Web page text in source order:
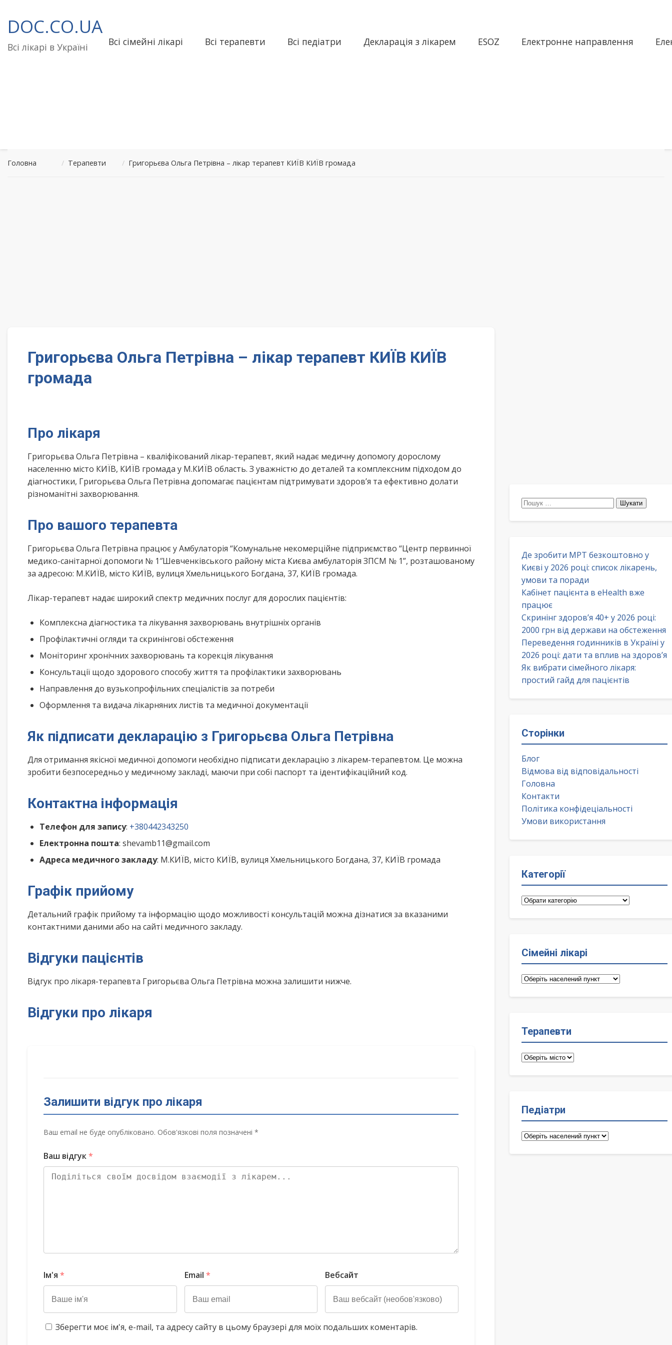
до
вмісту
DOC.CO.UA
Всі лікарі в Україні Всі сімейні лікарі Всі терапевти Всі педіатри Декларація з лікарем ESOZ Електронне направлення
Головна / Терапевти / Григорьєва Ольга Петрівна – лікар терапевт КИЇВ КИЇВ громада
Григорьєва Ольга Петрівна – лікар терапевт КИЇВ КИЇВ
громада
Про лікаря
Григорьєва Ольга Петрівна – кваліфікований лікар-терапевт, який надає медичну допомогу дорослому
населенню місто КИЇВ, КИЇВ громада у М.КИЇВ область. З уважністю до деталей та комплексним підходом до
діагностики, Григорьєва Ольга Петрівна допомагає пацієнтам підтримувати здоров’я та ефективно долати
різноманітні захворювання.
Про вашого терапевта
Григорьєва Ольга Петрівна працює у Амбулаторія “Комунальне некомерційне підприємство “Центр первинної
медико-санітарної допомоги № 1″Шевченківського району міста Києва амбулаторія ЗПСМ № 1”, розташованому
за адресою: М.КИЇВ, місто КИЇВ, вулиця Хмельницького Богдана, 37, КИЇВ громада.
Лікар-терапевт надає широкий спектр медичних послуг для дорослих пацієнтів:
Комплексна діагностика та лікування захворювань внутрішніх органів
Профілактичні огляди та скринінгові обстеження
Моніторинг хронічних захворювань та корекція лікування
Консультації щодо здорового способу життя та профілактики захворювань
Направлення до вузькопрофільних спеціалістів за потреби
Оформлення та видача лікарняних листів та медичної документації
Як підписати декларацію з Григорьєва Ольга Петрівна
Для отримання якісної медичної допомоги необхідно підписати декларацію з лікарем-терапевтом. Це можна
зробити безпосередньо у медичному закладі, маючи при собі паспорт та ідентифікаційний код.
Контактна інформація
Телефон для запису: +380442343250
Електронна пошта: shevamb11@gmail.com
Адреса медичного закладу: М.КИЇВ, місто КИЇВ, вулиця Хмельницького Богдана, 37, КИЇВ громада
Графік прийому
Детальний графік прийому та інформацію щодо можливості консультацій можна дізнатися за вказаними
контактними даними або на сайті медичного закладу.
Відгуки пацієнтів
Відгук про лікаря-терапевта Григорьєва Ольга Петрівна можна залишити нижче.
Відгуки про лікаря
Залишити відгук про лікаря
Ваш email не буде опубліковано. Обов'язкові поля позначені *
Ваш відгук*
Ім'я * Email * Вебсайт
Зберегти моє ім'я, e-mail, та адресу сайту в цьому браузері для моїх подальших коментарів.
Пошук:
Де зробити МРТ безкоштовно у
Києві у 2026 році: список лікарень,
умови та поради
Кабінет пацієнта в eHealth вже
працює
Скринінг здоров’я 40+ у 2026 році:
2000 грн від держави на обстеження
Переведення годинників в Україні у
2026 році: дати та вплив на здоров’я
Як вибрати сімейного лікаря:
простий гайд для пацієнтів
Сторінки
Блог
Відмова від відповідальності
Головна
Контакти
Політика конфідеціальності
Умови використання
Категорії
Категорії
Сімейні лікарі
Сімейні
Терапевти
Терапевти
Педіатри
Педіатри